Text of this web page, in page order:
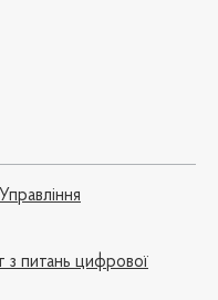
Управління
з питань цифрової